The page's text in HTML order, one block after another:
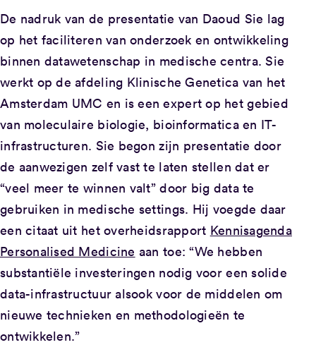
De nadruk van de presentatie van Daoud Sie lag
op het faciliteren van onderzoek en ontwikkeling
binnen datawetenschap in medische centra. Sie
werkt op de afdeling Klinische Genetica van het
Amsterdam UMC en is een expert op het gebied
van moleculaire biologie, bioinformatica en IT-
infrastructuren. Sie begon zijn presentatie door
de aanwezigen zelf vast te laten stellen dat er
“veel meer te winnen valt” door big data te
gebruiken in medische settings. Hij voegde daar
een citaat uit het overheidsrapport Kennisagenda
Personalised Medicine aan toe: “We hebben
substantiële investeringen nodig voor een solide
data-infrastructuur alsook voor de middelen om
nieuwe technieken en methodologieën te
ontwikkelen.”